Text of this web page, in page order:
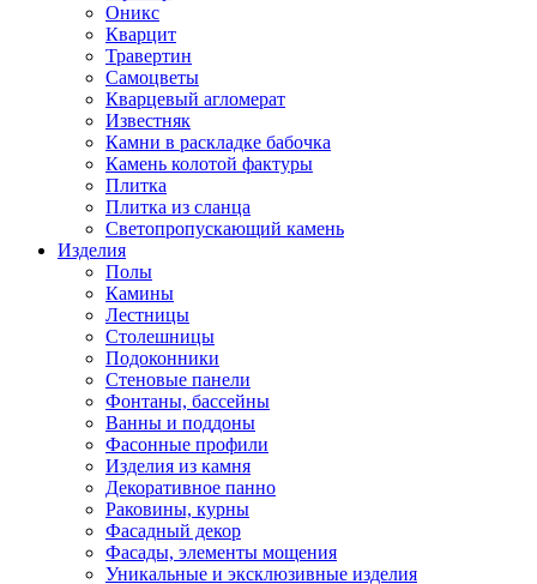
Оникс
Кварцит
Травертин
Самоцветы
Кварцевый агломерат
Известняк
Камни в раскладке бабочка
Камень колотой фактуры
Плитка
Плитка из сланца
Светопропускающий камень
Изделия
Полы
Камины
Лестницы
Столешницы
Подоконники
Стеновые панели
Фонтаны, бассейны
Ванны и поддоны
Фасонные профили
Изделия из камня
Декоративное панно
Раковины, курны
Фасадный декор
Фасады, элементы мощения
Уникальные и эксклюзивные изделия